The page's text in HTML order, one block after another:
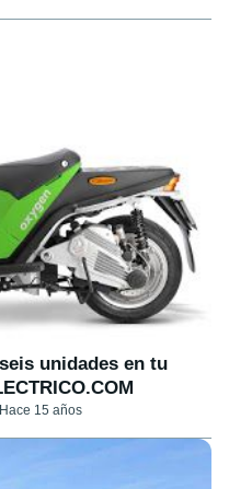
unidades en tu
Hace 15 años